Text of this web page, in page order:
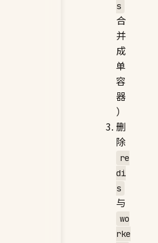
s
合
并
成
单
容
器
）
删
除
re
di
s
与
wo
rke